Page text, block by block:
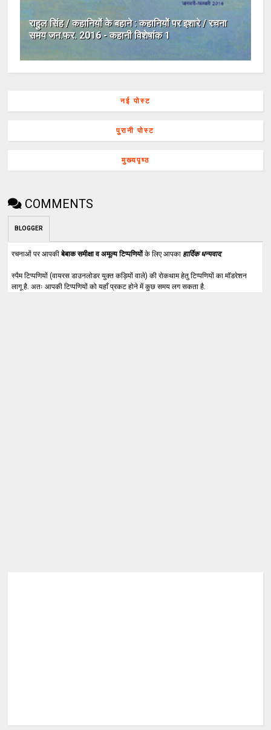
राहुल सिंह / कहानियों के बहाने : कहानियों पर इशारे / रचना
समय जन.फर. 2016 - कहानी विशेषांक 1
नई पोस्ट
पुरानी पोस्ट
मुख्यपृष्ठ
COMMENTS
BLOGGER
रचनाओं पर आपकीबेबाक समीक्षा व अमूल्य टिप्पणियोंके लिए आपका हार्दिक धन्यवाद.
स्पैम टिप्पणियों (वायरस डाउनलोडर युक्त कड़ियों वाले) की रोकथाम हेतु टिप्पणियों का मॉडरेशन
लागू है. अतः आपकी टिप्पणियों को यहाँ प्रकट होने में कुछ समय लग सकता है.